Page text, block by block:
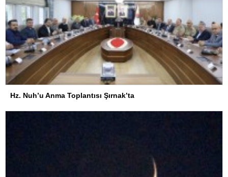
Hz. Nuh’u Anma Toplantısı Şırnak’ta